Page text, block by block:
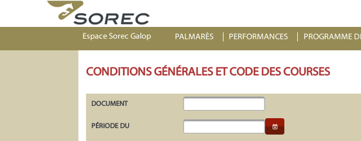
Espace Sorec Galop PALMARÈS PERFORMANCES PROGRAMME
CONDITIONS GÉNÉRALES ET CODE DES COURSES
DOCUMENT
PÉRIODE DU